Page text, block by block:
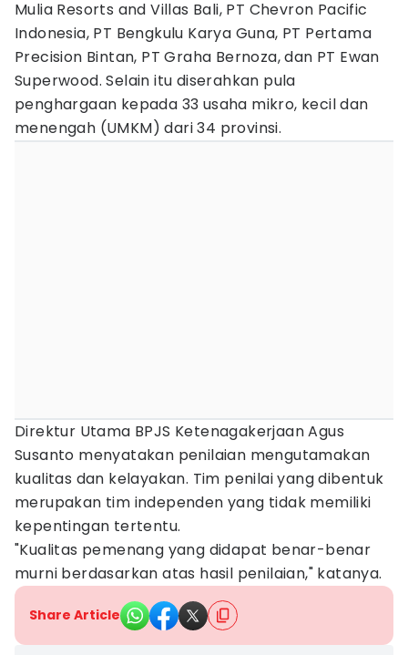
Mulia Resorts and Villas Bali, PT Chevron Pacific
Indonesia, PT Bengkulu Karya Guna, PT Pertama
Precision Bintan, PT Graha Bernoza, dan PT Ewan
Superwood. Selain itu diserahkan pula
penghargaan kepada 33 usaha mikro, kecil dan
menengah (UMKM) dari 34 provinsi.
Direktur Utama BPJS Ketenagakerjaan Agus
Susanto menyatakan penilaian mengutamakan
kualitas dan kelayakan. Tim penilai yang dibentuk
merupakan tim independen yang tidak memiliki
kepentingan tertentu.
"Kualitas pemenang yang didapat benar-benar
murni berdasarkan atas hasil penilaian," katanya.
Share Article